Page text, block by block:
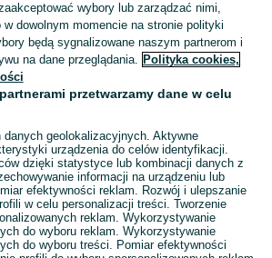
Sprzedaż kierownic i mostków rowerowych Kraków ▶️ Nowe i używane oferty ✅ Szeroki wybór w najlepszych cenach ✌ Znajdź ogłoszenia na OLX.pl! Zobacz
wybory lub zarządzać nimi,
w dowolnym momencie na stronie polityki
będą sygnalizowane naszym partnerom i
na dane przeglądania. Polityka cookies,
przetwarzamy dane w celu
danych geolokalizacyjnych. Aktywne
urządzenia do celów identyfikacji.
dzięki statystyce lub kombinacji danych z
informacji na urządzeniu lub
efektywności reklam. Rozwój i ulepszanie
w celu personalizacji treści. Tworzenie
reklam. Wykorzystywanie
do wyboru reklam. Wykorzystywanie
do wyboru treści. Pomiar efektywności